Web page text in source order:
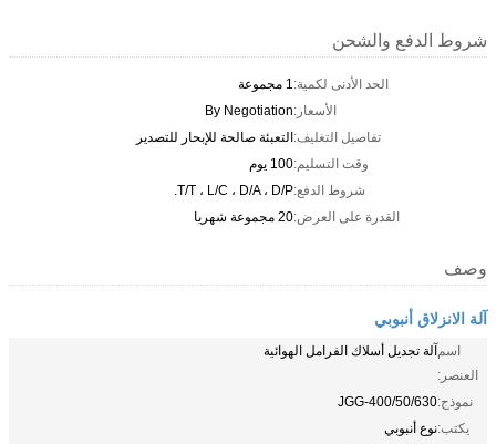
شروط الدفع والشحن
الحد الأدنى لكمية:1 مجموعة
الأسعار:By Negotiation
تفاصيل التغليف:التعبئة صالحة للإبحار للتصدير
وقت التسليم:100 يوم
شروط الدفع:T/T ، L/C ، D/A ، D/P.
القدرة على العرض:20 مجموعة شهريا
وصف
آلة الانزلاق أنبوبي
اسم
العنصر:
آلة تجديل أسلاك الفرامل الهوائية
نموذج:JGG-400/50/630
يكتب:نوع أنبوبي